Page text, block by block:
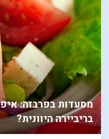
מסעדות בפרבזה:
בריביירה היוונית?